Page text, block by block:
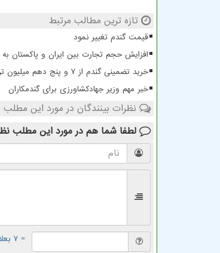
تازه ترین مطالب مرتبط
قیمت گندم تغییر نمود
افزایش حجم تجارت بین ایران و پاکستان به رقم 10
خرید تضمینی گندم از ۷ و پنج دهم میلیون تن گذشت
خبر مهم وزیر جهادکشاورزی برای گندمکاران
نظرات بینندگان در مورد این مطلب
لطفا شما هم در مورد این مطلب
= ۷ بعلاوه ۳